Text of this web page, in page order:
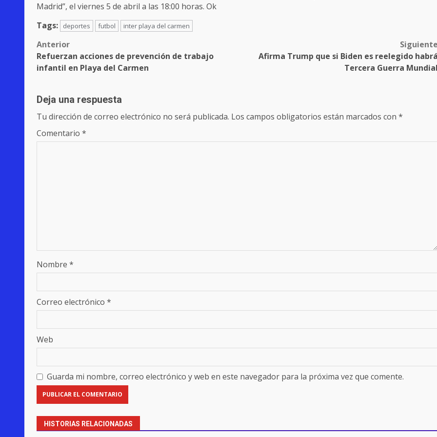
Madrid”, el viernes 5 de abril a las 18:00 horas. Ok
Tags:
deportes futbol inter playa del carmen
Post
navigation
Anterior
Refuerzan acciones de prevención de trabajo
infantil en Playa del Carmen
Siguiente
Afirma Trump que si Biden es reelegido habrá
Tercera Guerra Mundial
Deja una respuesta
Tu dirección de correo electrónico no será publicada. Los campos obligatorios están marcados con *
Comentario *
Nombre *
Correo electrónico *
Web
Guarda mi nombre, correo electrónico y web en este navegador para la próxima vez que comente.
HISTORIAS RELACIONADAS